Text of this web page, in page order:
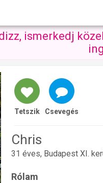
ismerkedj
Tetszik Csevegés
Chris
31 éves, Budapest XI.
Rólam